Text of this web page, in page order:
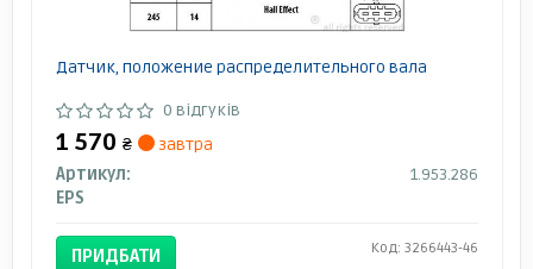
Датчик, положение распределительного вала
0 відгуків
1 570 ₴
завтра
Артикул:
1.953.286
EPS
ПРИДБАТИ Код: 3266443-46